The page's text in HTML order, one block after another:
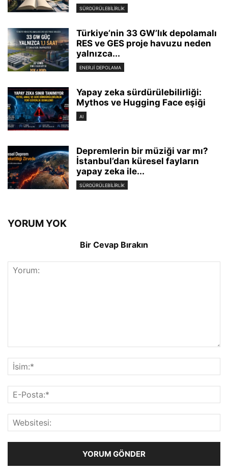
SÜRDÜRÜLEBILIRLIK
Türkiye’nin 33 GW’lık depolamalı
RES ve GES proje havuzu neden
yalnızca...
ENERJI DEPOLAMA
Yapay zeka sürdürülebilirliği:
Mythos ve Hugging Face eşiği
AI
Depremlerin bir müziği var mı?
İstanbul’dan küresel fayların
yapay zeka ile...
SÜRDÜRÜLEBILIRLIK
YORUM YOK
Bir Cevap Bırakın